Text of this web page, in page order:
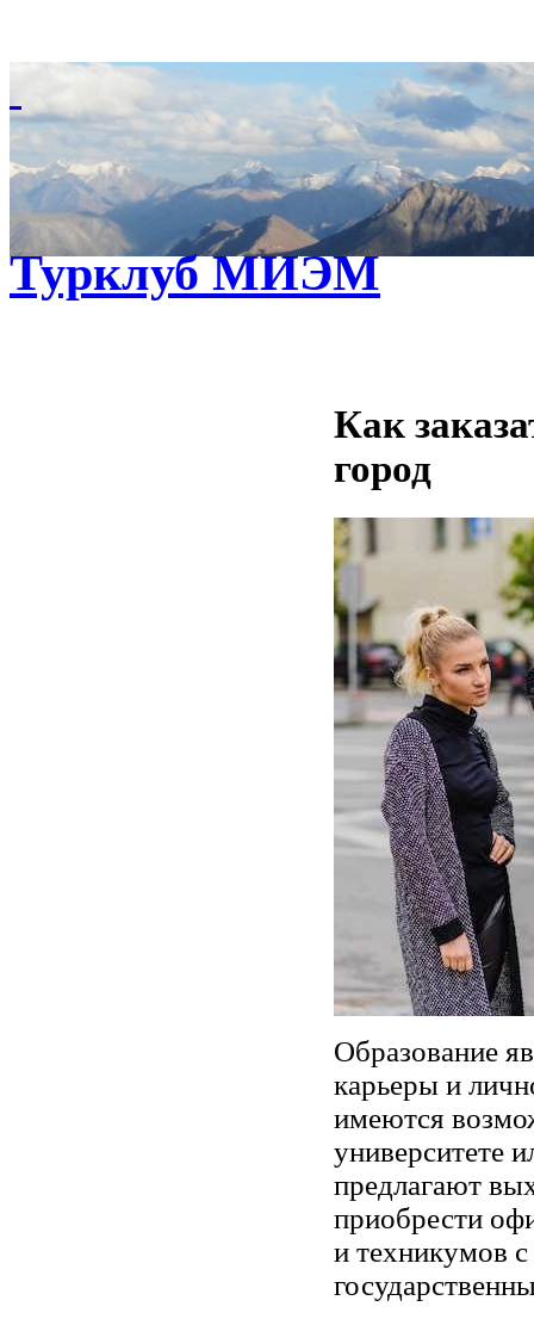
Турклуб МИЭМ
Как
город
Образование
карьеры и
имеются
университете
предлагают
приобрести
и техникумов